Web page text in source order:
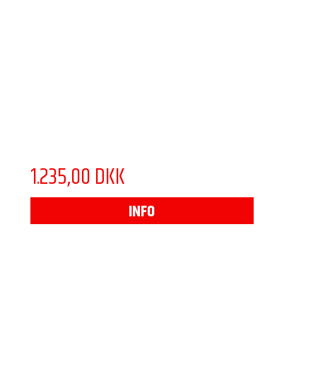
1.235,00 DKK
INFO